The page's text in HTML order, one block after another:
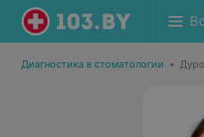
Диагностика в стоматологии •